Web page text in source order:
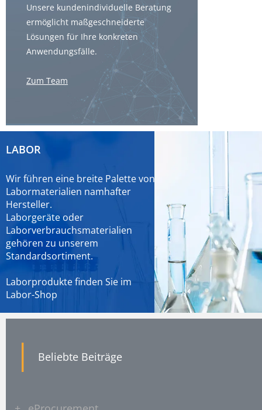
Unsere kundenindividuelle Beratung
ermöglicht maßgeschneiderte
Lösungen für Ihre konkreten
Anwendungsfälle.
Zum Team
LABOR
Wir führen eine breite Palette von
Labormaterialien namhafter
Hersteller.
Laborgeräte oder
Laborverbrauchsmaterialien
gehören zu unserem
Standardsortiment.
Laborprodukte finden Sie im
Labor-Shop
| Beliebte Beiträge